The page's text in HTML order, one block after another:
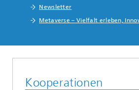
Newsletter
Metaverse – Vielfalt erleben,
Kooperationen